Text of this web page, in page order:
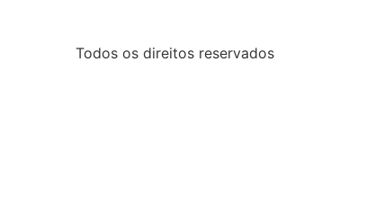
Todos os direitos reservados